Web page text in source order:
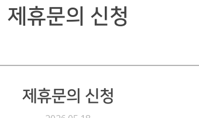
제휴문의 신청
제휴문의 신청